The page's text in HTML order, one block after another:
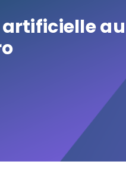
artificielle au